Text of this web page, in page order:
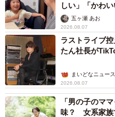
しい」「かわい
五ヶ瀬 あお
2026.08.07
ラストライブ
たん社長が
まいどなニュース
2026.08.07
「男の子のマ
味？ 女系家族